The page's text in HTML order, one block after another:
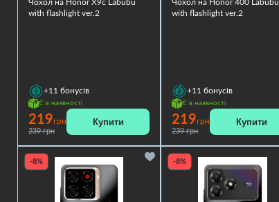
Чохол на Honor X9c Labubu
with flashlight ver.2
+11 бонусів
Є в наявності
219грн
239 грн
Купити
Чохол на Honor 400 Labubu
with flashlight ver.2
+11 бонусів
Є в наявності
219грн
239 грн
Купити
-8% -8%